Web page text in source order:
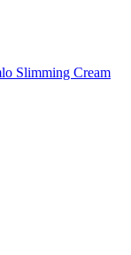
Slimming Cream